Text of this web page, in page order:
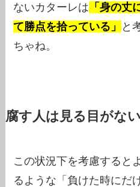
ないカターレは 「身の丈
て勝点を拾っている」
と
ちゃね。
腐す人は見る目がな
この状況下を考慮すると
るような「負けた時にだ